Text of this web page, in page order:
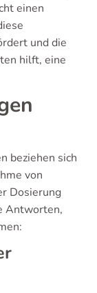
einen
und die
hilft, eine
beziehen sich
von
Dosierung
Antworten,